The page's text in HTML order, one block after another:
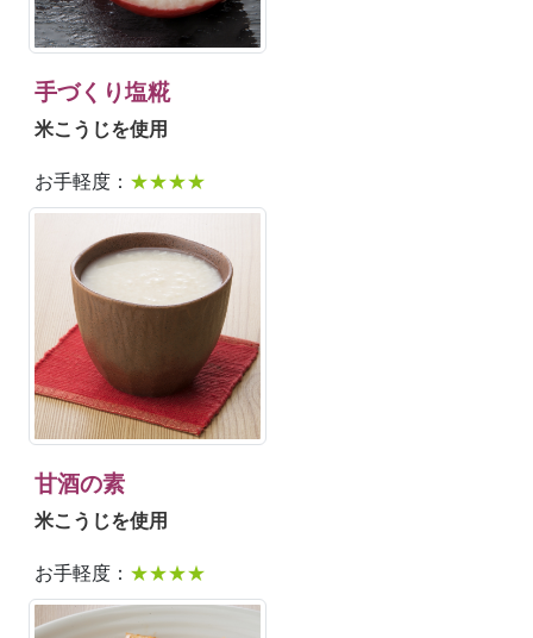
手づくり塩糀
米こうじを使用
お手軽度： ★★★★
甘酒の素
米こうじを使用
お手軽度： ★★★★